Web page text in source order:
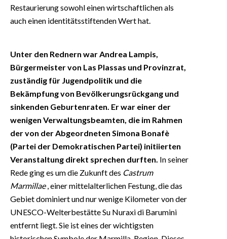
STORE
Restaurierung sowohl einen wirtschaftlichen als
auch einen identitätsstiftenden Wert hat.
Unter den Rednern war Andrea Lampis,
Bürgermeister von Las Plassas und Provinzrat,
zuständig für Jugendpolitik und die
Bekämpfung von Bevölkerungsrückgang und
sinkenden Geburtenraten. Er war einer der
wenigen Verwaltungsbeamten, die im Rahmen
der von der Abgeordneten Simona Bonafè
(Partei der Demokratischen Partei) initiierten
Veranstaltung direkt sprechen durften. In seiner
Rede ging es um die Zukunft des Castrum
Marmillae, einer mittelalterlichen Festung, die das
Gebiet dominiert und nur wenige Kilometer von der
UNESCO-Welterbestätte Su Nuraxi di Barumini
entfernt liegt. Sie ist eines der wichtigsten